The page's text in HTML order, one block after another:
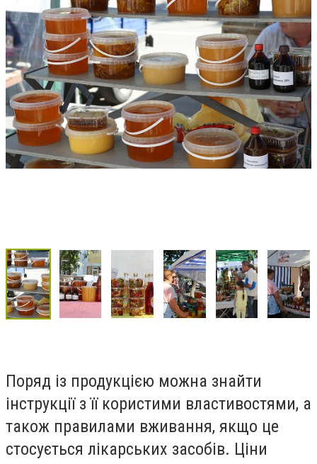
Поряд із продукцією можна знайти
інструкції з її користими властивостями, а
також правилами вживання, якщо це
стосується лікарських засобів. Ціни